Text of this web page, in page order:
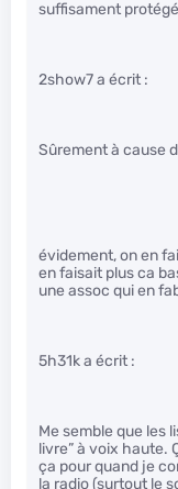
suffisament protégé
2show7 a écrit :
Sûrement à cause
évidement, on en
en faisait plus ca
une assoc qui en
5h31k a écrit :
Me semble que les
livre” à voix haute.
ça pour quand je
la radio (surtout le